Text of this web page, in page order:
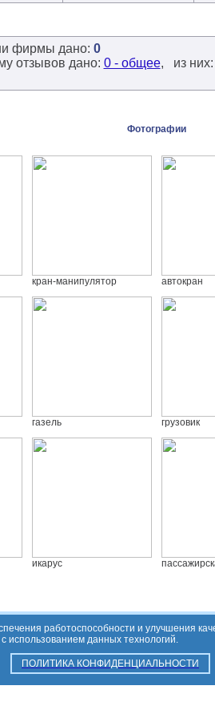
фирмы дано: 0
отзывов дано: 0 - общее, из них:
Фотографии
кран-манипулятор автокран
газель грузовик
икарус
работоспособности и улучшения
использованием данных технологий.
ПОЛИТИКА КОНФИДЕНЦИАЛЬНОСТИ